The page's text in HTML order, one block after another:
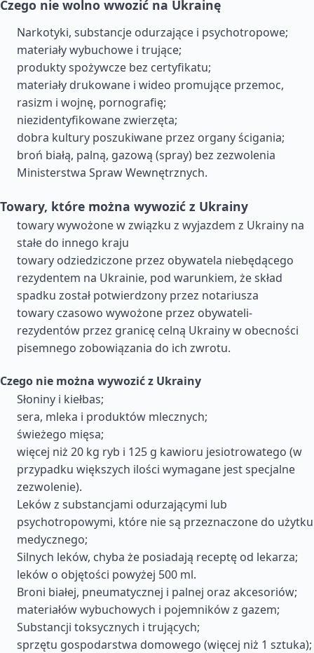
Czego nie wolno wwozić na Ukrainę
Narkotyki, substancje odurzające i psychotropowe;
materiały wybuchowe i trujące;
produkty spożywcze bez certyfikatu;
materiały drukowane i wideo promujące przemoc,
rasizm i wojnę, pornografię;
niezidentyfikowane zwierzęta;
dobra kultury poszukiwane przez organy ścigania;
broń białą, palną, gazową (spray) bez zezwolenia
Ministerstwa Spraw Wewnętrznych.
Towary, które można wywozić z Ukrainy
towary wywożone w związku z wyjazdem z Ukrainy na
stałe do innego kraju
towary odziedziczone przez obywatela niebędącego
rezydentem na Ukrainie, pod warunkiem, że skład
spadku został potwierdzony przez notariusza
towary czasowo wywożone przez obywateli-
rezydentów przez granicę celną Ukrainy w obecności
pisemnego zobowiązania do ich zwrotu.
Czego nie można wywozić z Ukrainy
Słoniny i kiełbas;
sera, mleka i produktów mlecznych;
świeżego mięsa;
więcej niż 20 kg ryb i 125 g kawioru jesiotrowatego (w
przypadku większych ilości wymagane jest specjalne
zezwolenie).
Leków z substancjami odurzającymi lub
psychotropowymi, które nie są przeznaczone do użytku
medycznego;
Silnych leków, chyba że posiadają receptę od lekarza;
leków o objętości powyżej 500 ml.
Broni białej, pneumatycznej i palnej oraz akcesoriów;
materiałów wybuchowych i pojemników z gazem;
Substancji toksycznych i trujących;
sprzętu gospodarstwa domowego (więcej niż 1 sztuka);